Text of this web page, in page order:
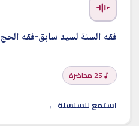
فقه السنة لسيد سابق-فقه الحج
25 محاضرة
استمع للسلسلة ←